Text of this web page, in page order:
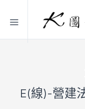
E(線)-營建